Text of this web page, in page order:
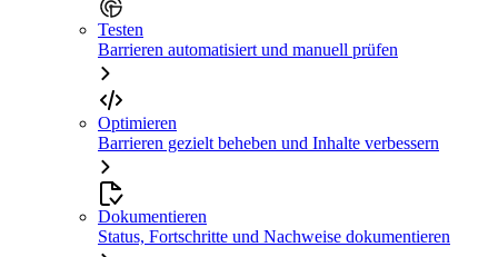
Testen
Barrieren automatisiert und manuell prüfen
Optimieren
Barrieren gezielt beheben und Inhalte verbessern
Dokumentieren
Status, Fortschritte und Nachweise dokumentieren